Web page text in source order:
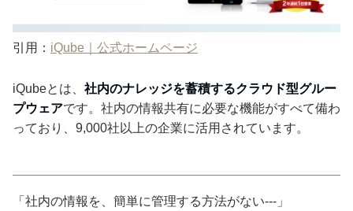
引用： iQube｜公式ホームページ
iQubeとは、 社内のナレッジを蓄積するクラウド型グルー
プウェアです。社内の情報共有に必要な機能がすべて備わ
っており、9,000社以上の企業に活用されています。
「社内の情報を、簡単に管理する方法がない---」